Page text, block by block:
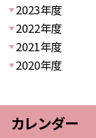
2023年度
2022年度
2021年度
2020年度
カレンダー